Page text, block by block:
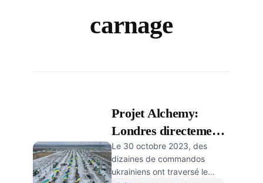
carnage
Projet Alchemy:
Londres directement
impliqué dans le
« bain de sang » de
Le 30 octobre 2023, des
dizaines de commandos
ukrainiens ont traversé le